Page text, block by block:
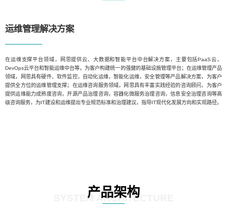
运维管理解决方案
在运维支撑平台领域，网思提供云、大数据和智能平台中台解决方案，主要包括PaaS云，
DevOps云平台和智能运维中台等，为客户构建统一的强健的基础设施管理平台；在运维管理产品
领域，网思具有硬件、软件监控，自动化运维，智能化运维，安全管理等产品解决方案，为客户
提供全方位的运维管理支撑；在运维咨询服务领域，网思具有丰富实践经验的咨询顾问，为客户
提供运维能力成熟度咨询，开源产品治理咨询，容器化微服务治理咨询，信息安全治理咨询等高
级咨询服务，为IT建设和运维提出专业规范标准和治理建议，指导IT现代化发展方向和实现路径。
产品架构
SYSTEM ARCHITECTURE